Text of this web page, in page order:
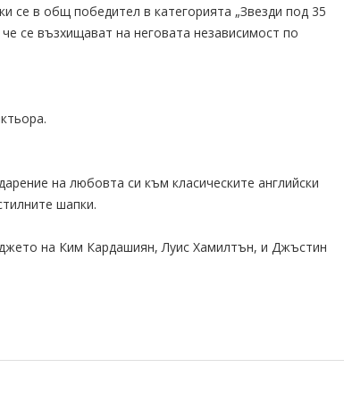
се в общ победител в категорията „Звезди под 35
се възхищават на неговата независимост по
на любовта си към класическите английски
шапки.
на Ким Кардашиян, Луис Хамилтън, и Джъстин